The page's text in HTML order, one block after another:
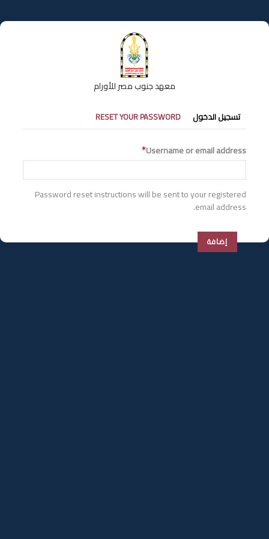
إلى
المحتوى
معهد جنوب مصر للأورام
التبويبات
الأساسية
تسجيل الدخول RESET YOUR PASSWORD
Username or email address
Password reset instructions will be sent to your registered
email address.